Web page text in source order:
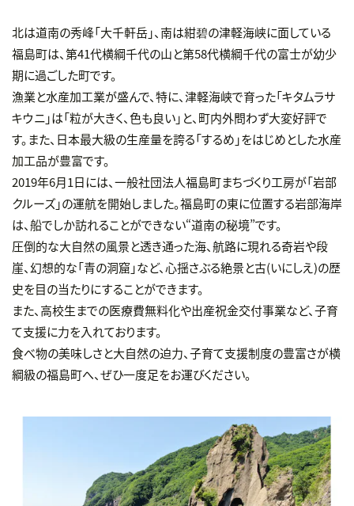
北は道南の秀峰「大千軒岳」、南は紺碧の津軽海峡に面している
福島町は、第41代横綱千代の山と第58代横綱千代の富士が幼少
期に過ごした町です。
漁業と水産加工業が盛んで、特に、津軽海峡で育った「キタムラサ
キウニ」は「粒が大きく、色も良い」と、町内外問わず大変好評で
す。また、日本最大級の生産量を誇る「するめ」をはじめとした水産
加工品が豊富です。
2019年6月1日には、一般社団法人福島町まちづくり工房が「岩部
クルーズ」の運航を開始しました。福島町の東に位置する岩部海岸
は、船でしか訪れることができない“道南の秘境”です。
圧倒的な大自然の風景と透き通った海、航路に現れる奇岩や段
崖、幻想的な「青の洞窟」など、心揺さぶる絶景と古(いにしえ)の歴
史を目の当たりにすることができます。
また、高校生までの医療費無料化や出産祝金交付事業など、子育
て支援に力を入れております。
食べ物の美味しさと大自然の迫力、子育て支援制度の豊富さが横
綱級の福島町へ、ぜひ一度足をお運びください。